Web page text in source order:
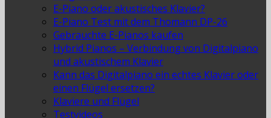
E-Piano oder akustisches Klavier?
E-Piano Test mit dem Thomann DP-26
Gebrauchte E-Pianos kaufen
Hybrid Pianos – Verbindung von Digitalpiano
und akustischem Klavier
Kann das Digitalpiano ein echtes Klavier oder
einen Flügel ersetzen?
Klaviere und Flügel
Testvideos